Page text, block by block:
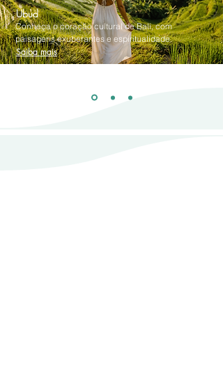
Ubud
Conheça o coração cultural de Bali, com
paisagens exuberantes e espiritualidade
Saiba mais